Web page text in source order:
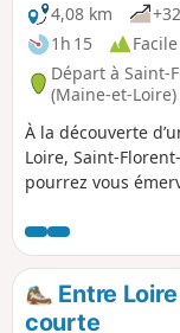
4,08 km
1h 15
Facile
Départ à Saint-
(Maine-et-Loire)
À la découverte
Loire, Saint-
pourrez vous
patrimoine
Entre
courte